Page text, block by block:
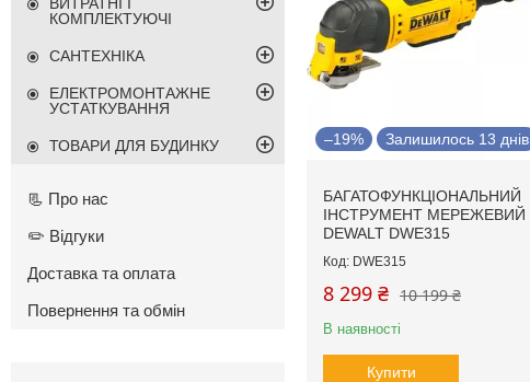
–19% Залишилось 13 днів
БАГАТОФУНКЦІОНАЛЬНИЙ
ІНСТРУМЕНТ МЕРЕЖЕВИЙ
DEWALT DWE315
DWE315
10 199 ₴
8 299 ₴
В наявності
Купити
КОМПЛЕКТУЮЧІ
САНТЕХНІКА
ЕЛЕКТРОМОНТАЖНЕ
УСТАТКУВАННЯ
ТОВАРИ ДЛЯ БУДИНКУ
📃 Про нас
✏️ Відгуки
Доставка та оплата
Повернення та обмін